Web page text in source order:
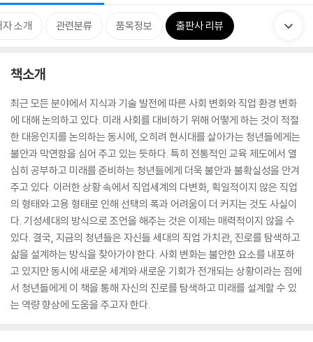
자 소개 관련분류 품목정보 출판사 리뷰
책소개
최근 모든 분야에서 지식과 기술 발전에 따른 사회 변화와 직업 환경 변화
에 대해 논의하고 있다. 미래 사회를 대비하기 위해 어떻게 하는 것이 적절
한 대응인지를 논의하는 동시에, 오히려 현시대를 살아가는 청년들에게는
불안과 막연함을 심어 주고 있는 듯하다. 특히 전통적인 교육 제도에서 열
심히 공부하고 미래를 준비하는 청년들에게 더욱 불안과 불확실성을 안겨
주고 있다. 이러한 상황 속에서 직업세계의 다변화, 획일적이지 않은 직업
의 형태와 고용 형태로 인해 선택의 폭과 어려움이 더 커지는 것도 사실이
다. 기성세대의 방식으로 조언을 해주는 것은 이제는 매력적이지 않을 수
있다. 결국, 지금의 청년들은 자신들 세대의 직업 가치관, 진로를 탐색하고
삶을 설계하는 방식을 찾아가야 한다. 사회 변화는 불안한 요소를 내포하
고 있지만 동시에 새로운 세계와 새로운 기회가 전개되는 상황이라는 점에
서 청년들에게 이 책을 통해 자신의 진로를 탐색하고 미래를 설계할 수 있
는 역량 향상에 도움을 주고자 한다.